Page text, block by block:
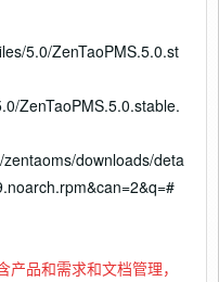
5.0/ZenTaoPMS.5.0.st
ZenTaoPMS.5.0.stable.
downloads/deta
品和需求和文档管理，